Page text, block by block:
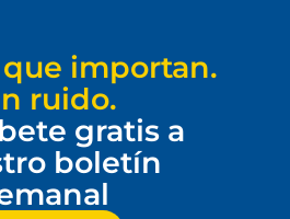
importan.
ruido.
gratis a
boletín